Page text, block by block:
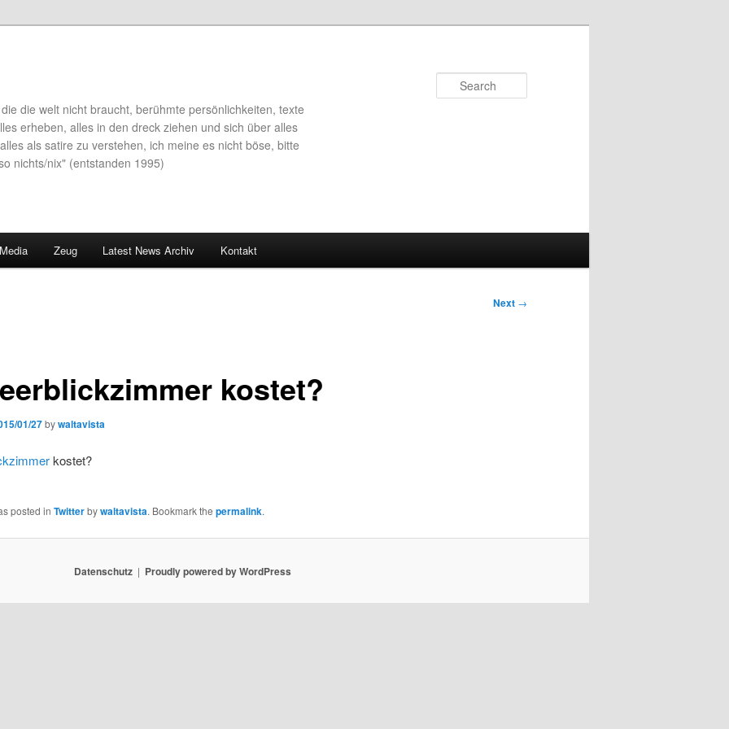
die welt nicht braucht, berühmte persönlichkeiten, texte
erheben, alles in den dreck ziehen und sich über alles
als satire zu verstehen, ich meine es nicht böse, bitte
nichts/nix" (entstanden 1995)
Zeug Latest News Archiv Kontakt
Next →
kostet?
01/27bywaltavista
kostet?
posted in Twitterbywaltavista. Bookmark the permalink.
Datenschutz Proudly powered by WordPress